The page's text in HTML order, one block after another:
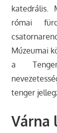
katedrális.
római
Múzeumai
a
tenger
Várna